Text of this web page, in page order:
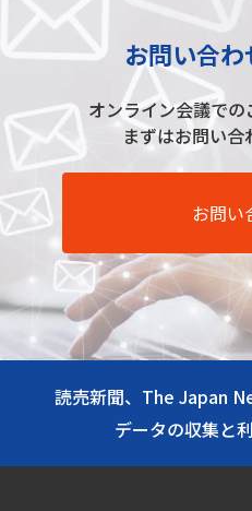
お問い合
オンライン会議での
まずはお問い合
お問い
読売新聞、The Japan
データの収集と